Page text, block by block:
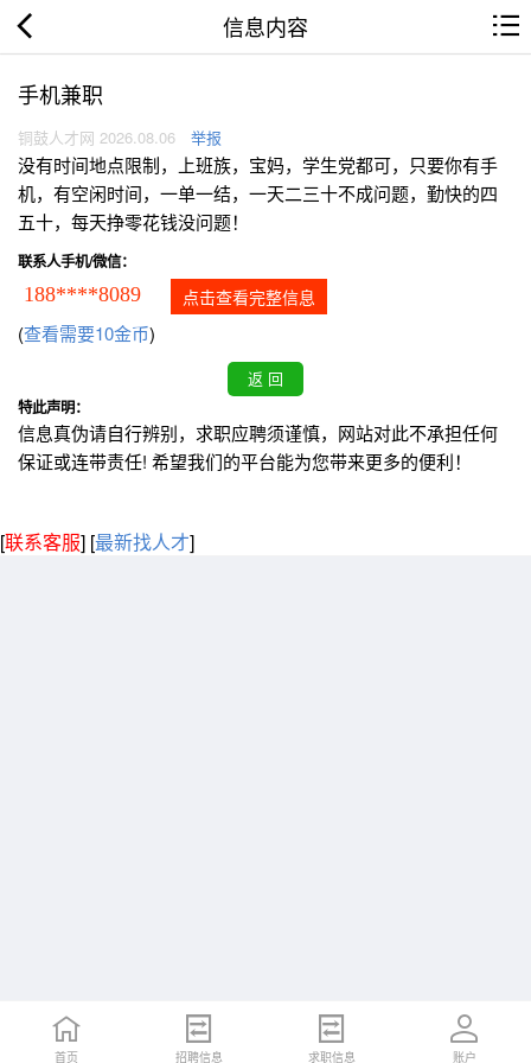
信息内容
手机兼职
铜鼓人才网 2026.08.06 举报
没有时间地点限制，上班族，宝妈，学生党都可，只要你有手
机，有空闲时间，一单一结，一天二三十不成问题，勤快的四
五十，每天挣零花钱没问题！
联系人手机/微信：
188****8089 点击查看完整信息
(查看需要10金币)
特此声明：
信息真伪请自行辨别，求职应聘须谨慎，网站对此不承担任何
保证或连带责任! 希望我们的平台能为您带来更多的便利！
[联系客服] [最新找人才]
首页 招聘信息 求职信息 账户